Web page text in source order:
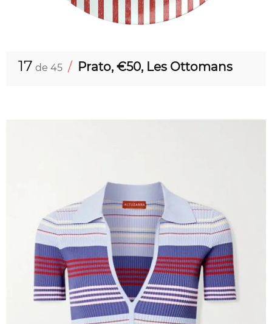
17 de 45 / Prato, €50, Les Ottomans